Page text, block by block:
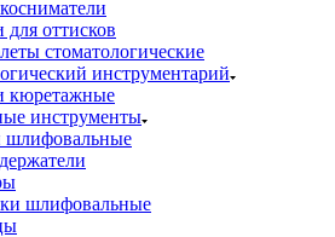
оттисков
стоматологические
инструментарий
кюретажные
инструменты
шлифовальные
шлифовальные